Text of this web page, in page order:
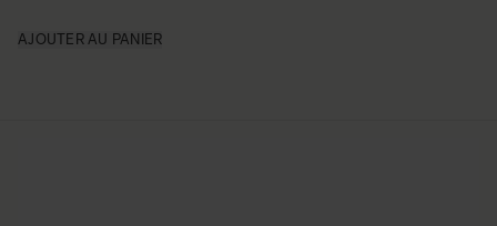
AJOUTER AU PANIER